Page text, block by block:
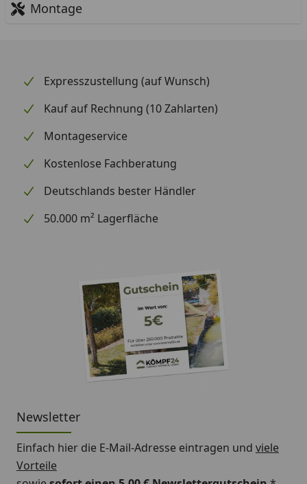
Montage
Expresszustellung (auf Wunsch)
Kauf auf Rechnung (10 Zahlarten)
Montageservice
Kostenlose Fachberatung
Deutschlands bester Händler
50.000 m² Lagerfläche
Newsletter
Einfach hier die E-Mail-Adresse eintragen und viele
Vorteile